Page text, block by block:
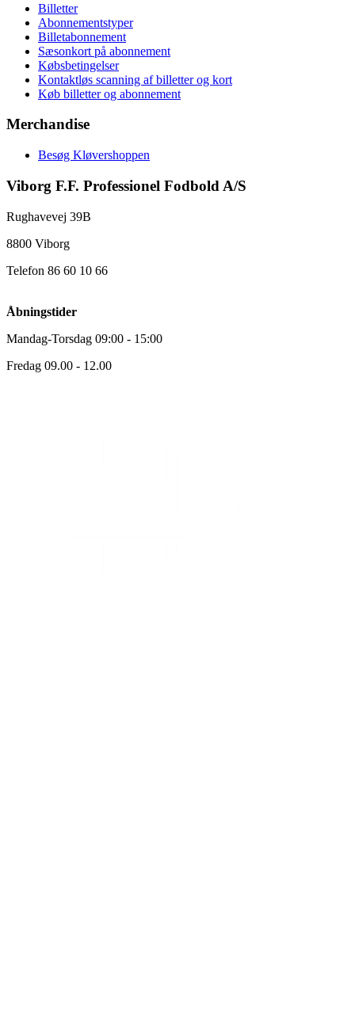
Billetter
Abonnementstyper
Billetabonnement
Sæsonkort på abonnement
Købsbetingelser
Kontaktløs scanning af billetter og kort
Køb billetter og abonnement
Merchandise
Besøg Kløvershoppen
Viborg F.F. Professionel Fodbold A/S
Rughavevej 39B
8800 Viborg
Telefon 86 60 10 66
Åbningstider
Mandag-Torsdag 09:00 - 15:00
Fredag 09.00 - 12.00